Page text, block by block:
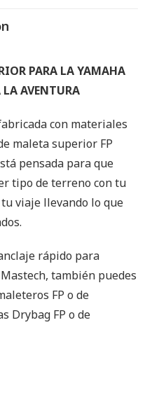
PARA LA YAMAHA
LA AVENTURA
con materiales
maleta superior FP
pensada para que
tipo de terreno con tu
viaje llevando lo que
rápido para
también puedes
FP o de
Drybag FP o de